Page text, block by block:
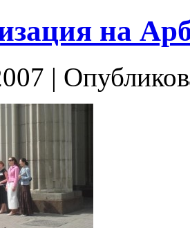
на
|